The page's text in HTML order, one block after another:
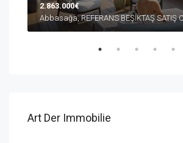
2.863.000€
Art Der Immobilie